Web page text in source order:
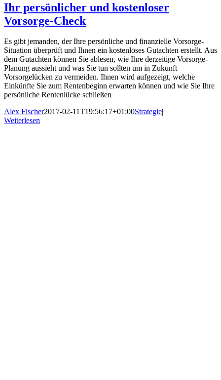
Ihr persönlicher und kostenloser
Vorsorge-Check
Es gibt jemanden, der Ihre persönliche und finanzielle Vorsorge-
Situation überprüft und Ihnen ein kostenloses Gutachten erstellt. Aus
dem Gutachten können Sie ablesen, wie Ihre derzeitige Vorsorge-
Planung aussieht und was Sie tun sollten um in Zukunft
Vorsorgelücken zu vermeiden. Ihnen wird aufgezeigt, welche
Einkünfte Sie zum Rentenbeginn erwarten können und wie Sie Ihre
persönliche Rentenlücke schließen
Alex Fischer2017-02-11T19:56:17+01:00Strategie|
Weiterlesen